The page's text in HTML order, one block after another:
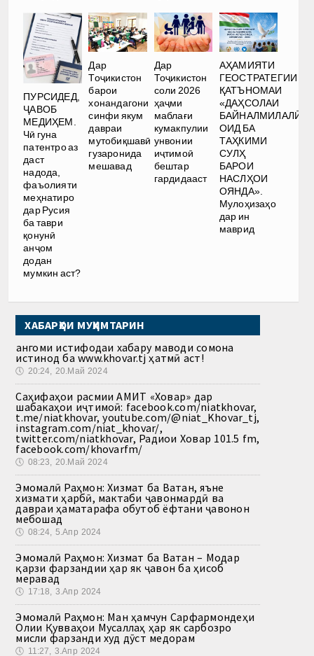
ПУРСИДЕД,
ҶАВОБ
МЕДИҲЕМ.
Чӣ гуна
патентро аз
даст
надода,
фаъолияти
меҳнатиро
дар Русия
ба таври
қонунӣ
анҷом
додан
мумкин аст?
Дар
Тоҷикистон
барои
хонандагони
синфи якум
давраи
мутобиқшавӣ
гузаронида
мешавад
Дар
Тоҷикистон
соли 2026
ҳаҷми
маблағи
кумакпулии
унвонии
иҷтимоӣ
бештар
гардидааст
АҲАМИЯТИ
ГЕОСТРАТЕГИИ
ҚАТЪНОМАИ
«ДАҲСОЛАИ
БАЙНАЛМИЛАЛӢ
ОИД БА
ТАҲКИМИ
СУЛҲ
БАРОИ
НАСЛҲОИ
ОЯНДА».
Мулоҳизаҳо
дар ин
маврид
ХАБАРҲОИ МУҲИМТАРИН
Ҳангоми истифодаи хабару маводи сомона
истинод ба www.khovar.tj ҳатмӣ аст!
🕔 20:24, 20.Май 2024
Саҳифаҳои расмии АМИТ «Ховар» дар
шабакаҳои иҷтимоӣ: facebook.com/niatkhovar,
t.me/niatkhovar, youtube.com/@niat_Khovar_tj,
instagram.com/niat_khovar/,
twitter.com/niatkhovar, Радиои Ховар 101.5 fm,
facebook.com/khovarfm/
🕔 08:23, 20.Май 2024
Эмомалӣ Раҳмон: Хизмат ба Ватан, яъне
хизмати ҳарбӣ, мактаби ҷавонмардӣ ва
давраи ҳаматарафа обутоб ёфтани ҷавонон
мебошад
🕔 08:24, 5.Апр 2024
Эмомалӣ Раҳмон: Хизмат ба Ватан – Модар
қарзи фарзандии ҳар як ҷавон ба ҳисоб
меравад
🕔 17:18, 3.Апр 2024
Эмомалӣ Раҳмон: Ман ҳамчун Сарфармондеҳи
Олии Қувваҳои Мусаллаҳ ҳар як сарбозро
мисли фарзанди худ дӯст медорам
🕔 11:27, 3.Апр 2024